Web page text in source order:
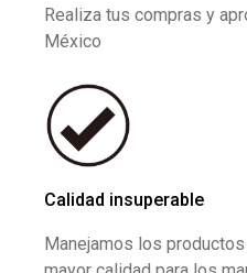
Realiza tus compras y
México
Calidad insuperable
Manejamos los